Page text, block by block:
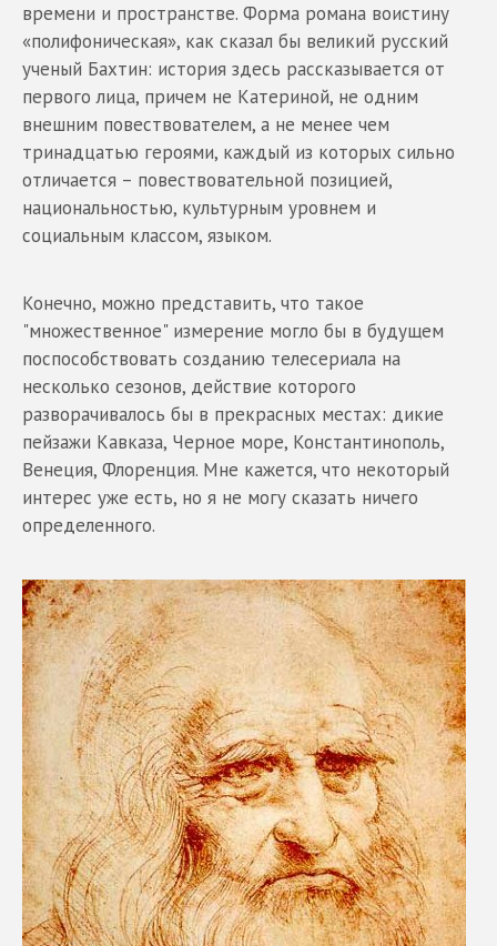
времени и пространстве. Форма романа воистину
«полифоническая», как сказал бы великий русский
ученый Бахтин: история здесь рассказывается от
первого лица, причем не Катериной, не одним
внешним повествователем, а не менее чем
тринадцатью героями, каждый из которых сильно
отличается – повествовательной позицией,
национальностью, культурным уровнем и
социальным классом, языком.
Конечно, можно представить, что такое
"множественное" измерение могло бы в будущем
поспособствовать созданию телесериала на
несколько сезонов, действие которого
разворачивалось бы в прекрасных местах: дикие
пейзажи Кавказа, Черное море, Константинополь,
Венеция, Флоренция. Мне кажется, что некоторый
интерес уже есть, но я не могу сказать ничего
определенного.